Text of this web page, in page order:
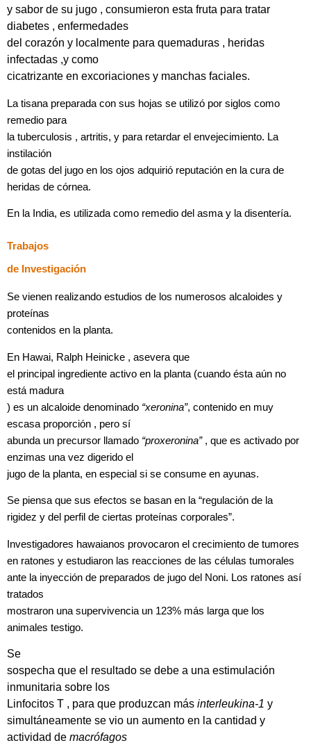
y sabor de su jugo , consumieron esta fruta para tratar
diabetes , enfermedades
del corazón y localmente para quemaduras , heridas
infectadas ,y como
cicatrizante en excoriaciones y manchas faciales.
La tisana preparada con sus hojas se utilizó por siglos como
remedio para
la tuberculosis , artritis, y para retardar el envejecimiento. La
instilación
de gotas del jugo en los ojos adquirió reputación en la cura de
heridas de córnea.
En la India, es utilizada como remedio del asma y la disentería.
Trabajos
de Investigación
Se vienen realizando estudios de los numerosos alcaloides y
proteínas
contenidos en la planta.
En Hawai, Ralph Heinicke , asevera que
el principal ingrediente activo en la planta (cuando ésta aún no
está madura
) es un alcaloide denominado “xeronina”, contenido en muy
escasa proporción , pero sí
abunda un precursor llamado “proxeronina”, que es activado por
enzimas una vez digerido el
jugo de la planta, en especial si se consume en ayunas.
Se piensa que sus efectos se basan en la “regulación de la
rigidez y del perfil de ciertas proteínas corporales”.
Investigadores hawaianos provocaron el crecimiento de tumores
en ratones y estudiaron las reacciones de las células tumorales
ante la inyección de preparados de jugo del Noni. Los ratones así
tratados
mostraron una supervivencia un 123% más larga que los
animales testigo.
Se
sospecha que el resultado se debe a una estimulación
inmunitaria sobre los
Linfocitos T , para que produzcan más interleukina-1 y
simultáneamente se vio un aumento en la cantidad y
actividad de macrófagos